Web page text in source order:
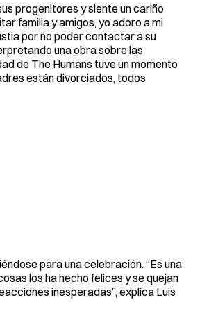
progenitores y siente un cariño
familia y amigos, yo adoro a mi
por no poder contactar a su
una obra sobre las
de The Humans tuve un momento
están divorciados, todos
para una celebración. “Es una
los ha hecho felices y se quejan
inesperadas”, explica Luis